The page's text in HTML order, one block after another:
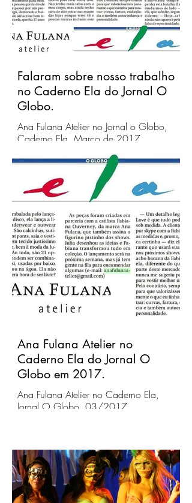
Falaram sobre nosso trabalho
no Caderno Ela do Jornal O
Globo.
Ana Fulana Atelier no Jornal o Globo,
Caderno Ela, Março de 2017.
Ana Fulana Atelier no
Caderno Ela do Jornal O
Globo em 2017.
Ana Fulana Atelier no Caderno Ela,
Jornal O Globo, 03/2017